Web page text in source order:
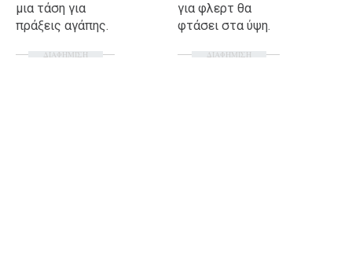
μια τάση για
πράξεις αγάπης.
ΔΙΑΦΗΜΙΣΗ
για φλερτ θα
φτάσει στα ύψη.
ΔΙΑΦΗΜΙΣΗ